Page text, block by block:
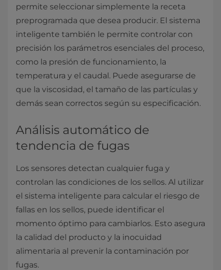
permite seleccionar simplemente la receta
preprogramada que desea producir. El sistema
inteligente también le permite controlar con
precisión los parámetros esenciales del proceso,
como la presión de funcionamiento, la
temperatura y el caudal. Puede asegurarse de
que la viscosidad, el tamaño de las partículas y
demás sean correctos según su especificación.
Análisis automático de
tendencia de fugas
Los sensores detectan cualquier fuga y
controlan las condiciones de los sellos. Al utilizar
el sistema inteligente para calcular el riesgo de
fallas en los sellos, puede identificar el
momento óptimo para cambiarlos. Esto asegura
la calidad del producto y la inocuidad
alimentaria al prevenir la contaminación por
fugas.